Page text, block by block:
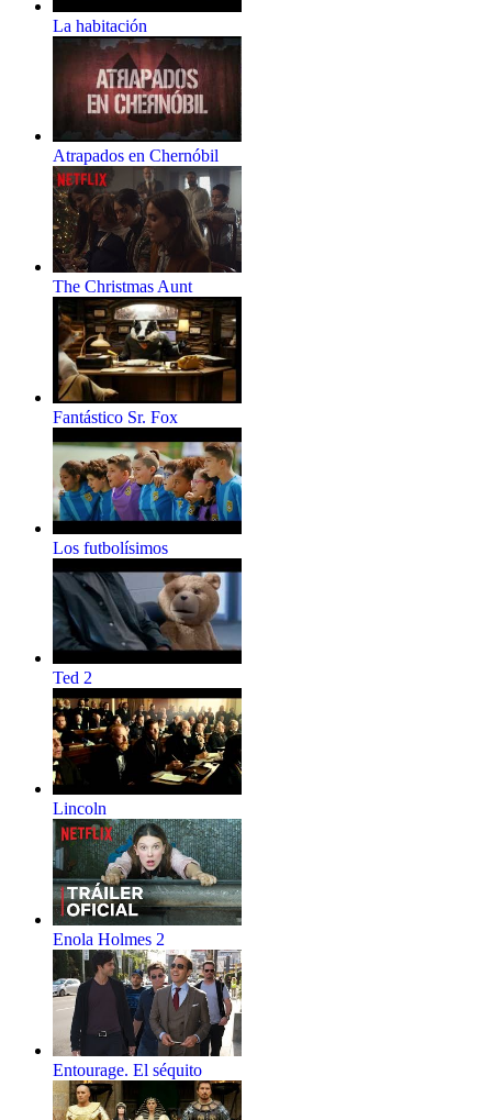
La habitación
Atrapados en Chernóbil
The Christmas Aunt
Fantástico Sr. Fox
Los futbolísimos
Ted 2
Lincoln
Enola Holmes 2
Entourage. El séquito